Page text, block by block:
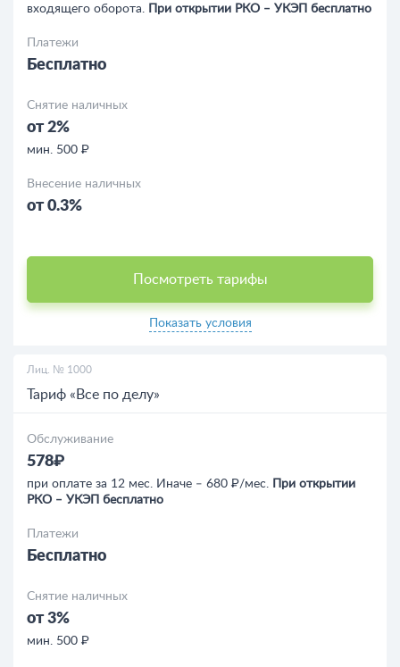
входящего оборота.
При открытии РКО ‒ УКЭП бесплатно
Платежи
Бесплатно
Снятие наличных
от 2%
мин. 500 ₽
Внесение наличных
от 0.3%
Посмотреть тарифы
Показать условия
Лиц. № 1000
Тариф «Все по делу»
Обслуживание
578₽
при оплате за 12 мес. Иначе ‒ 680 ₽/мес.
При открытии
РКО ‒ УКЭП бесплатно
Платежи
Бесплатно
Снятие наличных
от 3%
мин. 500 ₽